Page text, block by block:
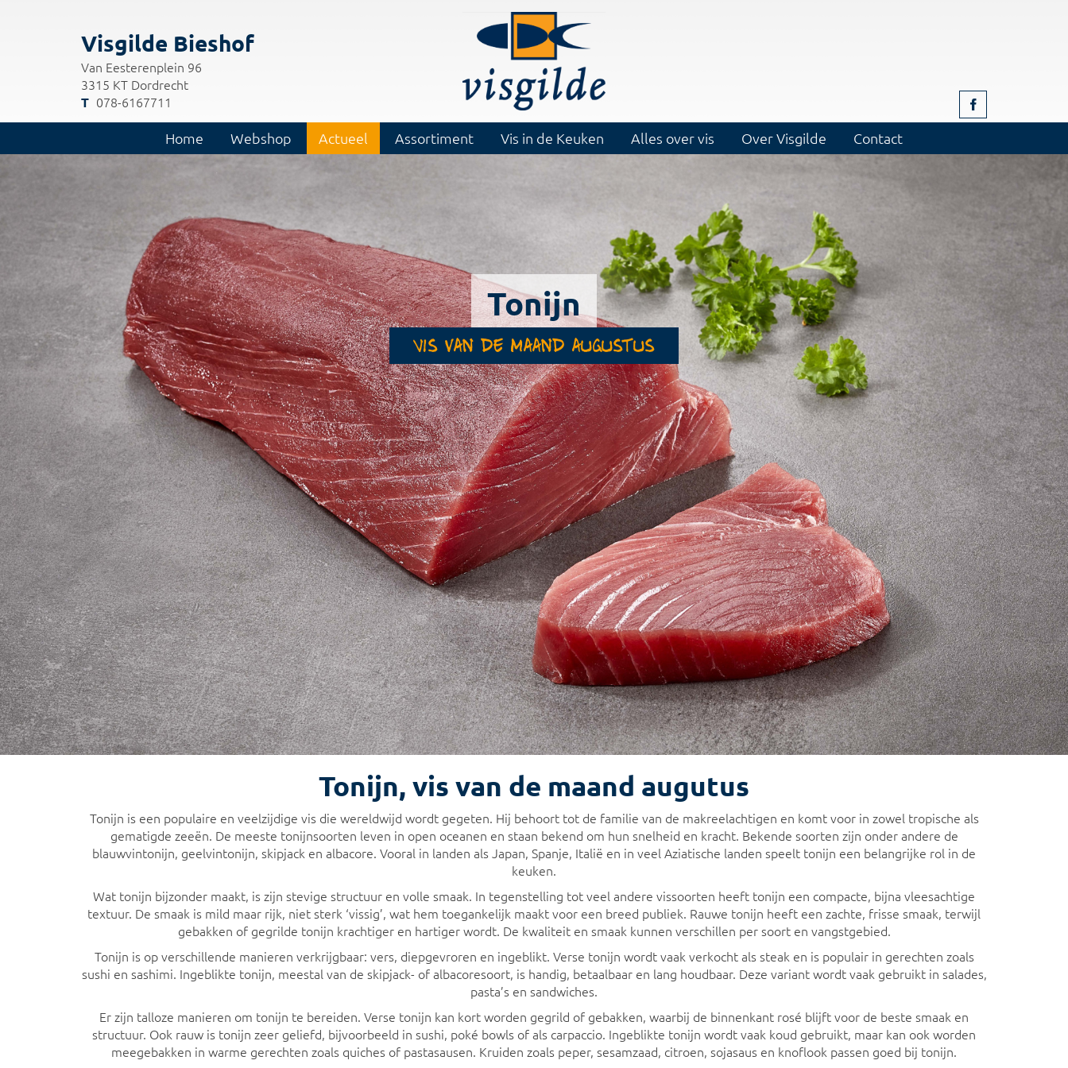
Visgilde Bieshof
Van Eesterenplein 96
3315 KT Dordrecht
078-6167711
Home Webshop Actueel Assortiment Vis in de Keuken Alles over vis Over Visgilde Contact
Tonijn
Vis van de maand augustus
Tonijn, vis van de maand augutus
Tonijn is een populaire en veelzijdige vis die wereldwijd wordt gegeten. Hij behoort tot de familie van de makreelachtigen en komt voor in zowel tropische als
gematigde zeeën. De meeste tonijnsoorten leven in open oceanen en staan bekend om hun snelheid en kracht. Bekende soorten zijn onder andere de
blauwvintonijn, geelvintonijn, skipjack en albacore. Vooral in landen als Japan, Spanje, Italië en in veel Aziatische landen speelt tonijn een belangrijke rol in de
keuken.
Wat tonijn bijzonder maakt, is zijn stevige structuur en volle smaak. In tegenstelling tot veel andere vissoorten heeft tonijn een compacte, bijna vleesachtige
textuur. De smaak is mild maar rijk, niet sterk ‘vissig’, wat hem toegankelijk maakt voor een breed publiek. Rauwe tonijn heeft een zachte, frisse smaak, terwijl
gebakken of gegrilde tonijn krachtiger en hartiger wordt. De kwaliteit en smaak kunnen verschillen per soort en vangstgebied.
Tonijn is op verschillende manieren verkrijgbaar: vers, diepgevroren en ingeblikt. Verse tonijn wordt vaak verkocht als steak en is populair in gerechten zoals
sushi en sashimi. Ingeblikte tonijn, meestal van de skipjack- of albacoresoort, is handig, betaalbaar en lang houdbaar. Deze variant wordt vaak gebruikt in salades,
pasta’s en sandwiches.
Er zijn talloze manieren om tonijn te bereiden. Verse tonijn kan kort worden gegrild of gebakken, waarbij de binnenkant rosé blijft voor de beste smaak en
structuur. Ook rauw is tonijn zeer geliefd, bijvoorbeeld in sushi, poké bowls of als carpaccio. Ingeblikte tonijn wordt vaak koud gebruikt, maar kan ook worden
meegebakken in warme gerechten zoals quiches of pastasausen. Kruiden zoals peper, sesamzaad, citroen, sojasaus en knoflook passen goed bij tonijn.